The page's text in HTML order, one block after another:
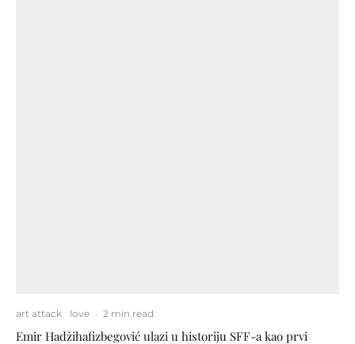
art attack love · 2 min read
Emir Hadžihafizbegović ulazi u historiju SFF-a kao prvi